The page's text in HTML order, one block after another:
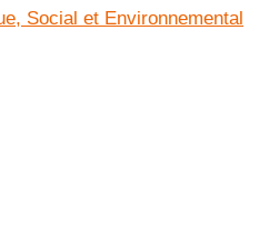
Social et Environnemental